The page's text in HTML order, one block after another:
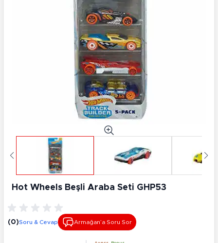
Hot Wheels Beşli Araba Seti GHP53
(0)Soru & Cevap Armağan’a Soru Sor